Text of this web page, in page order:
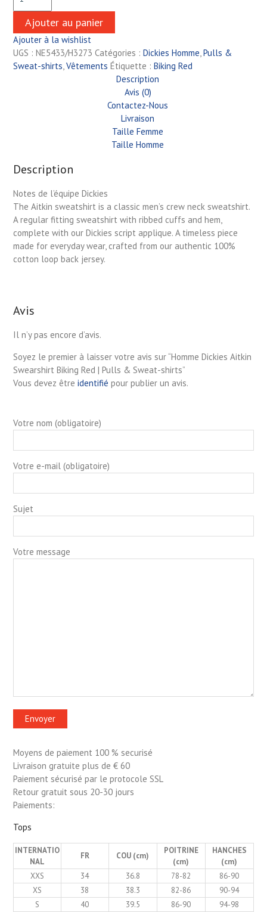
Ajouter au panier
Ajouter à la wishlist
UGS : NE5433/H3273 Catégories : Dickies Homme,Pulls &
Sweat-shirts,Vêtements Étiquette : Biking Red
Description
Avis (0)
Contactez-Nous
Livraison
Taille Femme
Taille Homme
Description
Notes de l’équipe Dickies
The Aitkin sweatshirt is a classic men’s crew neck sweatshirt.
A regular fitting sweatshirt with ribbed cuffs and hem,
complete with our Dickies script applique. A timeless piece
made for everyday wear, crafted from our authentic 100%
cotton loop back jersey.
Avis
Il n’y pas encore d’avis.
Soyez le premier à laisser votre avis sur “Homme Dickies Aitkin
Swearshirt Biking Red | Pulls & Sweat-shirts”
Vous devez être identifié pour publier un avis.
Votre nom (obligatoire)
Votre e-mail (obligatoire)
Sujet
Votre message
Moyens de paiement 100 % securisé
Livraison gratuite plus de € 60
Paiement sécurisé par le protocole SSL
Retour gratuit sous 20-30 jours
Paiements:
Tops
INTERNATIO
NAL
FR COU (cm)
POITRINE
(cm)
HANCHES
(cm)
XXS
34 36.8 78-82
86-90
XS
38 38.3 82-86
90-94
S
40 39.5 86-90 94-98